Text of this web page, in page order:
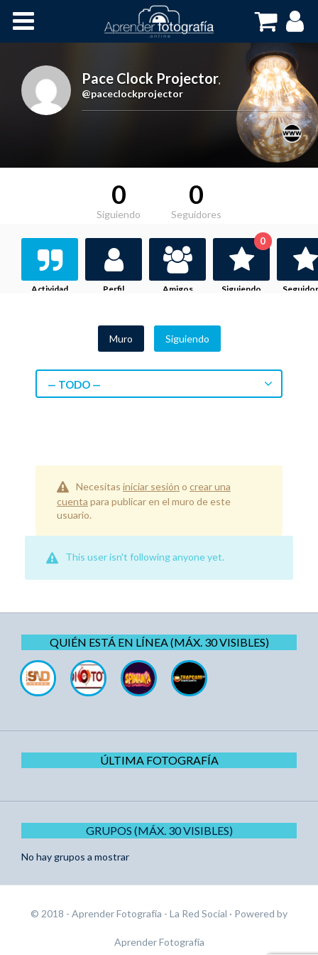
Cursos OnLine
Pace Clock Projector,
@paceclockprojector
0
Siguiendo
0
Seguidores
Actividad Perfil Amigos Siguiendo
0
Muro Siguiendo
— TODO —
Necesitas iniciar sesión o crear una
cuenta para publicar en el muro de este
usuario.
This user isn't following anyone yet.
QUIÉN ESTÁ EN LÍNEA (MÁX. 30 VISIBLES)
ÚLTIMA FOTOGRAFÍA
GRUPOS (MÁX. 30 VISIBLES)
No hay grupos a mostrar
© 2018 - Aprender Fotografía - La Red Social · Powered by
Aprender Fotografía